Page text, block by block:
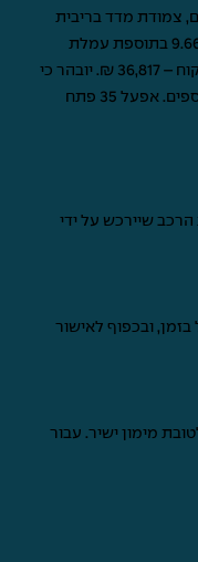
₪, ב- 55 תשלומים, צמודת מדד בריבית
בשיעור של 8.5%, העלות הכוללת תהיה 9.66% בתוספת עמלת
פתיחת תיק בסך 490 ₪. *סה"כ תשלומי לקוח – 36,817 ₪. יובהר כי
ההערכה כפופה לשינויים במדד ושינויים נוספים. אפעל 35 פתח
הרכב שיירכש על ידי
בזמן, ובכפוף לאישור
מימון ישיר. עבור